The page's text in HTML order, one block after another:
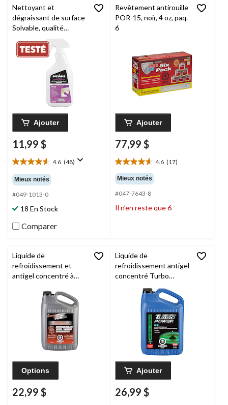
Nettoyant et
dégraissant de surface
Solvable, qualité
professionnelle, 625
mL
Ajouter
11,99 $
4.6 (48)
4.6
étoile(s)
sur
5.
48
évaluations
Mieux notés
#049-1013-0
18 En Stock
Comparer
Revêtement antirouille
POR-15, noir, 4 oz, paq.
6
Ajouter
77,99 $
4.6 (17)
4.6
étoile(s)
sur
5.
17
Mieux notés
#047-7643-8
Il n’en reste que 6
Liquide de
refroidissement et
antigel concentré à
Power, 3,78 L
Options
22,99 $
Liquide de
refroidissement antigel
concentré Turbo
Ajouter
26,99 $